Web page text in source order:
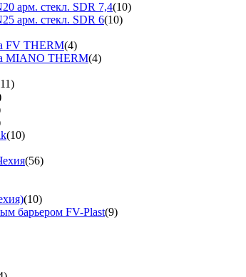
арм. стекл. SDR 7,4(10)
арм. стекл. SDR 6(10)
FV THERM(4)
MIANO THERM(4)
(10)
(56)
(10)
барьером FV-Plast(9)